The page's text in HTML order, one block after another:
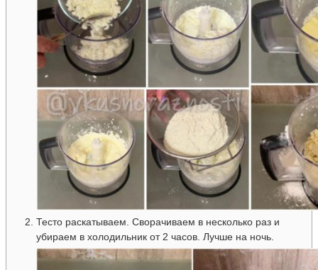
Тесто раскатываем. Сворачиваем в несколько раз и
убираем в холодильник от 2 часов. Лучше на ночь.